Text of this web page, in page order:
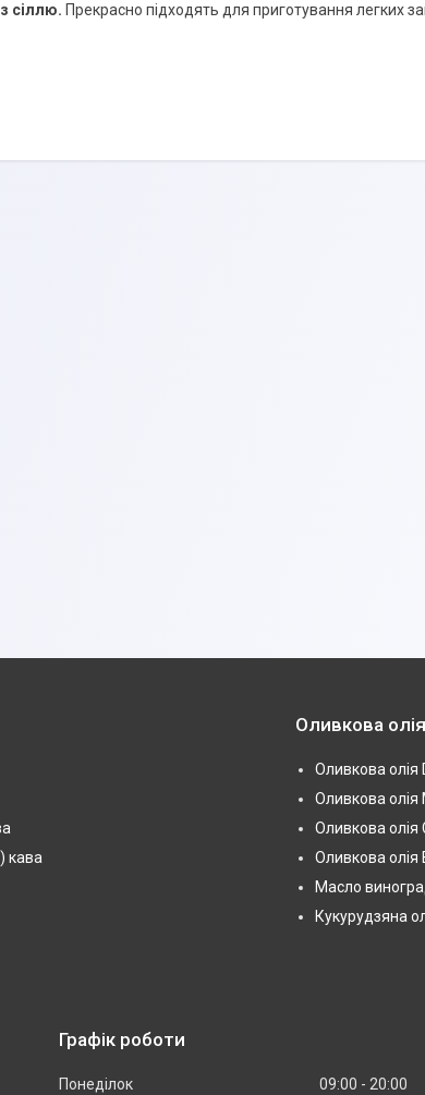
сіллю. Прекрасно підходять для приготування легких
кава
Оливкова олія
Оливкова олія
Оливкова олія
Оливкова олія
Оливкова олія
Масло
Кукурудзяна
Графік роботи
Понеділок 09:00
20:00